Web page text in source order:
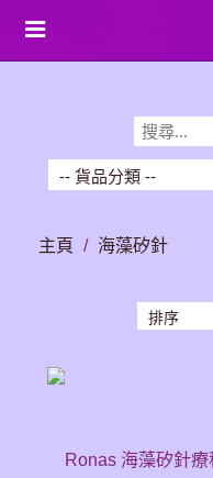
Toggle
主頁 / 海藻矽針